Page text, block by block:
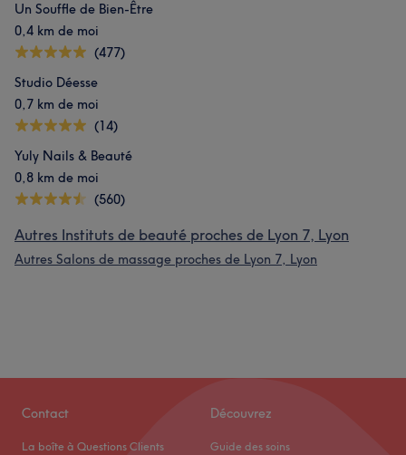
Un Souffle de Bien-Être
0,4 km de moi
(477)
Studio Déesse
0,7 km de moi
(14)
Yuly Nails & Beauté
0,8 km de moi
(560)
Autres Instituts de beauté proches de Lyon 7, Lyon
Autres Salons de massage proches de Lyon 7, Lyon
Contact
La boîte à Questions Clients
Découvrez
Guide des soins